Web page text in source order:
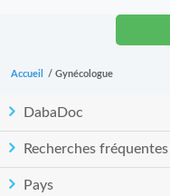
Quel est le rôle d'un
effectuent des examens
grossesses, effectuent
Comment choisir un
Accueil / Gynécologue
DabaDoc
Recherches fréquentes
Pays